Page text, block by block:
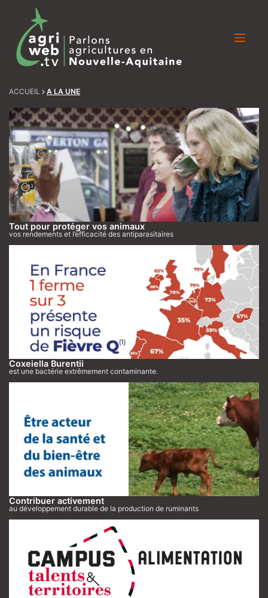
ACCUEIL A LA UNE
Tout pour protéger vos animaux
vos rendements et l’efficacité des antiparasitaires
Coxeiella Burentii
est une bactérie extrêmement contaminante.
Contribuer activement
au développement durable de la production de ruminants